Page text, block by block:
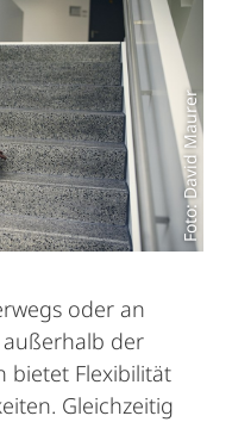
Foto: David Maurer
oder an
der
bietet Flexibilität
Gleichzeitig